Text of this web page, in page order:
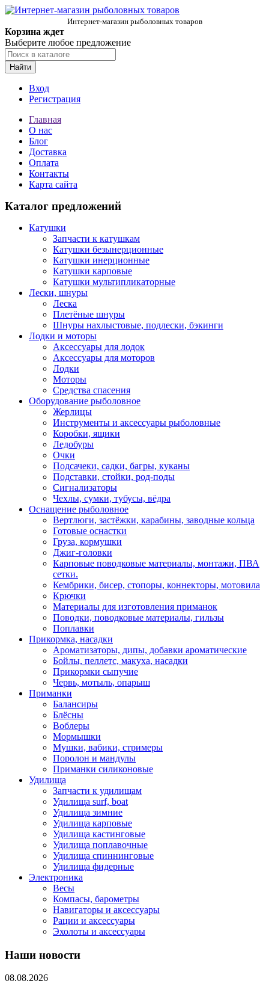
Интернет-магазин рыболовных товаров
Корзина ждет
Выберите любое предложение
Найти
Вход
Регистрация
Главная
О нас
Блог
Доставка
Оплата
Контакты
Карта сайта
Каталог предложений
Катушки
Запчасти к катушкам
Катушки безынерционные
Катушки инерционные
Катушки карповые
Катушки мультипликаторные
Лески, шнуры
Леска
Плетёные шнуры
Шнуры нахлыстовые, подлески, бэкинги
Лодки и моторы
Аксессуары для лодок
Аксессуары для моторов
Лодки
Моторы
Средства спасения
Оборудование рыболовное
Жерлицы
Инструменты и аксессуары рыболовные
Коробки, ящики
Ледобуры
Очки
Подсачеки, садки, багры, куканы
Подставки, стойки, род-поды
Сигнализаторы
Чехлы, сумки, тубусы, вёдра
Оснащение рыболовное
Вертлюги, застёжки, карабины, заводные кольца
Готовые оснастки
Груза, кормушки
Джиг-головки
Карповые поводковые материалы, монтажи, ПВА
сетки.
Кембрики, бисер, стопоры, коннекторы, мотовила
Крючки
Материалы для изготовления приманок
Поводки, поводковые материалы, гильзы
Поплавки
Прикормка, насадки
Ароматизаторы, дипы, добавки ароматические
Бойлы, пеллетс, макуха, насадки
Прикормки сыпучие
Червь, мотыль, опарыш
Приманки
Балансиры
Блёсны
Воблеры
Мормышки
Мушки, вабики, стримеры
Поролон и мандулы
Приманки силиконовые
Удилища
Запчасти к удилищам
Удилища surf, boat
Удилища зимние
Удилища карповые
Удилища кастинговые
Удилища поплавочные
Удилища спиннинговые
Удилища фидерные
Электроника
Весы
Компасы, барометры
Навигаторы и аксессуары
Рации и аксессуары
Эхолоты и аксессуары
Наши новости
08.08.2026